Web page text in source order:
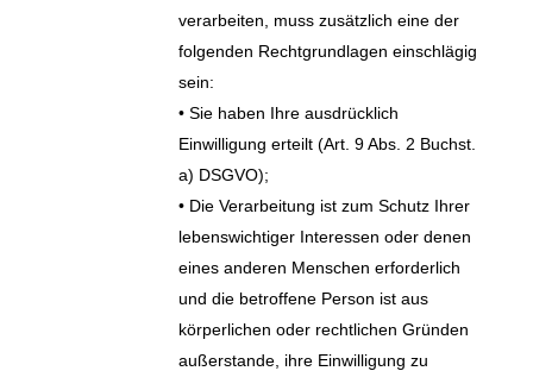
verarbeiten, muss zusätzlich eine der
folgenden Rechtgrundlagen einschlägig
sein:
• Sie haben Ihre ausdrücklich
Einwilligung erteilt (Art. 9 Abs. 2 Buchst.
a) DSGVO);
• Die Verarbeitung ist zum Schutz Ihrer
lebenswichtiger Interessen oder denen
eines anderen Menschen erforderlich
und die betroffene Person ist aus
körperlichen oder rechtlichen Gründen
außerstande, ihre Einwilligung zu